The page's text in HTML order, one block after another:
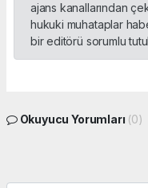
ajans kanallarından
hukuki muhataplar
bir editörü sorumlu
Okuyucu Yorumları (0)